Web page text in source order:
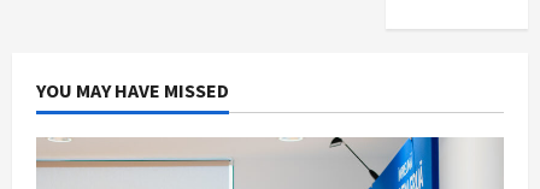
YOU MAY HAVE MISSED